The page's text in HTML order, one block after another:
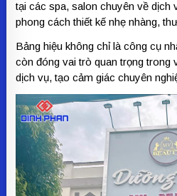
tại các spa, salon chuyên về dịch
phong cách thiết kế nhẹ nhàng,
Bảng hiệu không chỉ là công cụ
còn đóng vai trò quan trọng trong
dịch vụ, tạo cảm giác chuyên